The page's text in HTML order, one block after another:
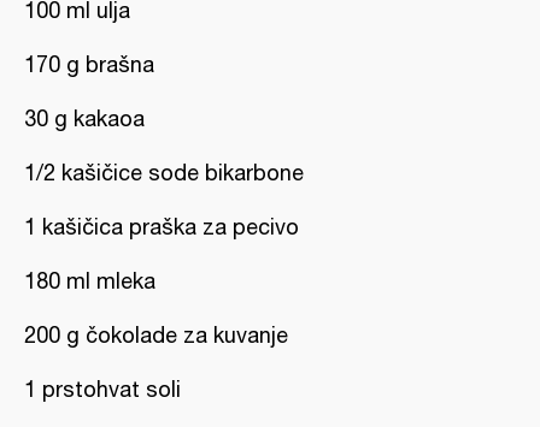
100 ml ulja
170 g brašna
30 g kakaoa
1/2 kašičice sode bikarbone
1 kašičica praška za pecivo
180 ml mleka
200 g čokolade za kuvanje
1 prstohvat soli